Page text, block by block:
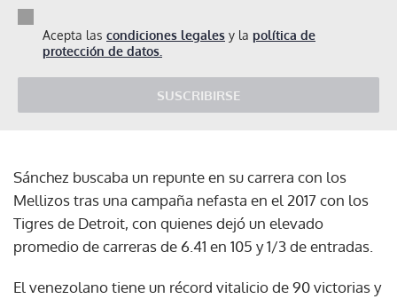
Acepta las condiciones legales y la política de
protección de datos.
SUSCRIBIRSE
Sánchez buscaba un repunte en su carrera con los
Mellizos tras una campaña nefasta en el 2017 con los
Tigres de Detroit, con quienes dejó un elevado
promedio de carreras de 6.41 en 105 y 1/3 de entradas.
El venezolano tiene un récord vitalicio de 90 victorias y